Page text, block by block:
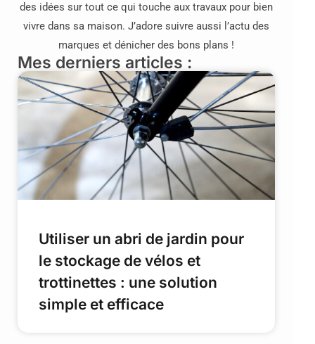
des idées sur tout ce qui touche aux travaux pour bien
vivre dans sa maison. J’adore suivre aussi l’actu des
marques et dénicher des bons plans !
Mes derniers articles :
Utiliser un abri de jardin pour
le stockage de vélos et
trottinettes : une solution
simple et efficace